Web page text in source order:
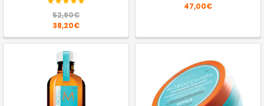
52,90€
38,20€
47,00€